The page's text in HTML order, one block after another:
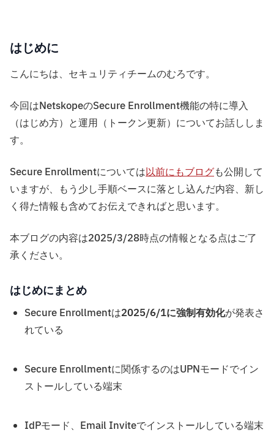
はじめに
こんにちは、セキュリティチームのむろです。
今回はNetskopeのSecure Enrollment機能の特に導入
（はじめ方）と運用（トークン更新）についてお話ししま
す。
Secure Enrollmentについては以前にもブログも公開して
いますが、もう少し手順ベースに落とし込んだ内容、新し
く得た情報も含めてお伝えできればと思います。
本ブログの内容は2025/3/28時点の情報となる点はご了
承ください。
はじめにまとめ
Secure Enrollmentは2025/6/1に強制有効化が発表さ
れている
Secure Enrollmentに関係するのはUPNモードでイン
ストールしている端末
IdPモード、Email Inviteでインストールしている端末